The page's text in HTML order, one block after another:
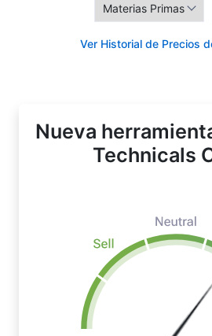
Ver Historial de Precios
Nueva
Technicals